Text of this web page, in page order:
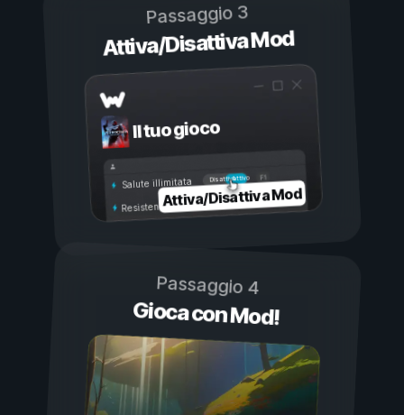
Passaggio 3
Attiva/Disattiva Mod
Il tuo gioco
Attivo
Disattivo
Salute illimitata
Resistenza illimitata
Attiva/Disattiva Mod
Passaggio 4
Gioca con Mod!